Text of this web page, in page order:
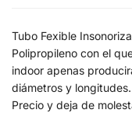
Tubo Fexible
Polipropileno con el
indoor apenas
diámetros y
Precio y deja de